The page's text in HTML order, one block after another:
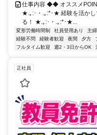
仕事内容 ◆◆ オススメ
★.｡:･・.｡:*･★ 経験を活かし
る！ ★.｡:･・.｡:*･★...
変形労働時間制 社員登用あり 主
経験不問
経験者歓迎 夜間 夕方
フルタイム歓迎
週2・3日からOK
正社員